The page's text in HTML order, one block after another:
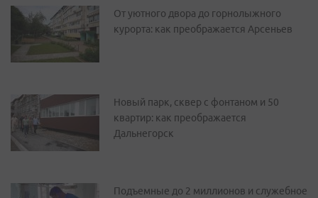
От уютного двора до горнолыжного
курорта: как преображается Арсеньев
Новый парк, сквер с фонтаном и 50
квартир: как преображается
Дальнегорск
Подъемные до 2 миллионов и служебное